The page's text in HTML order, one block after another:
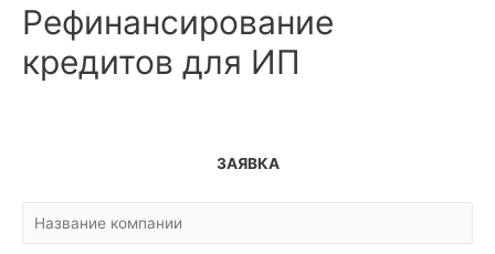
Рефинансирование
кредитов для ИП
ЗАЯВКА